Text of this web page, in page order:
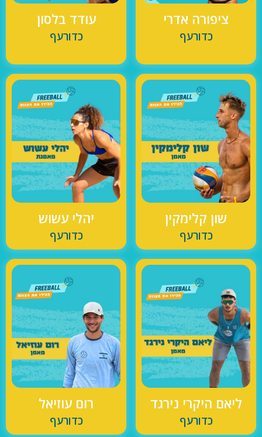
ציפורה אדרי
כדורעף
עודד בלסון
כדורעף
שון קלימקין
כדורעף
יהלי עשוש
כדורעף
ליאם היקרי נירגד
כדורעף
רום עוזיאל
כדורעף